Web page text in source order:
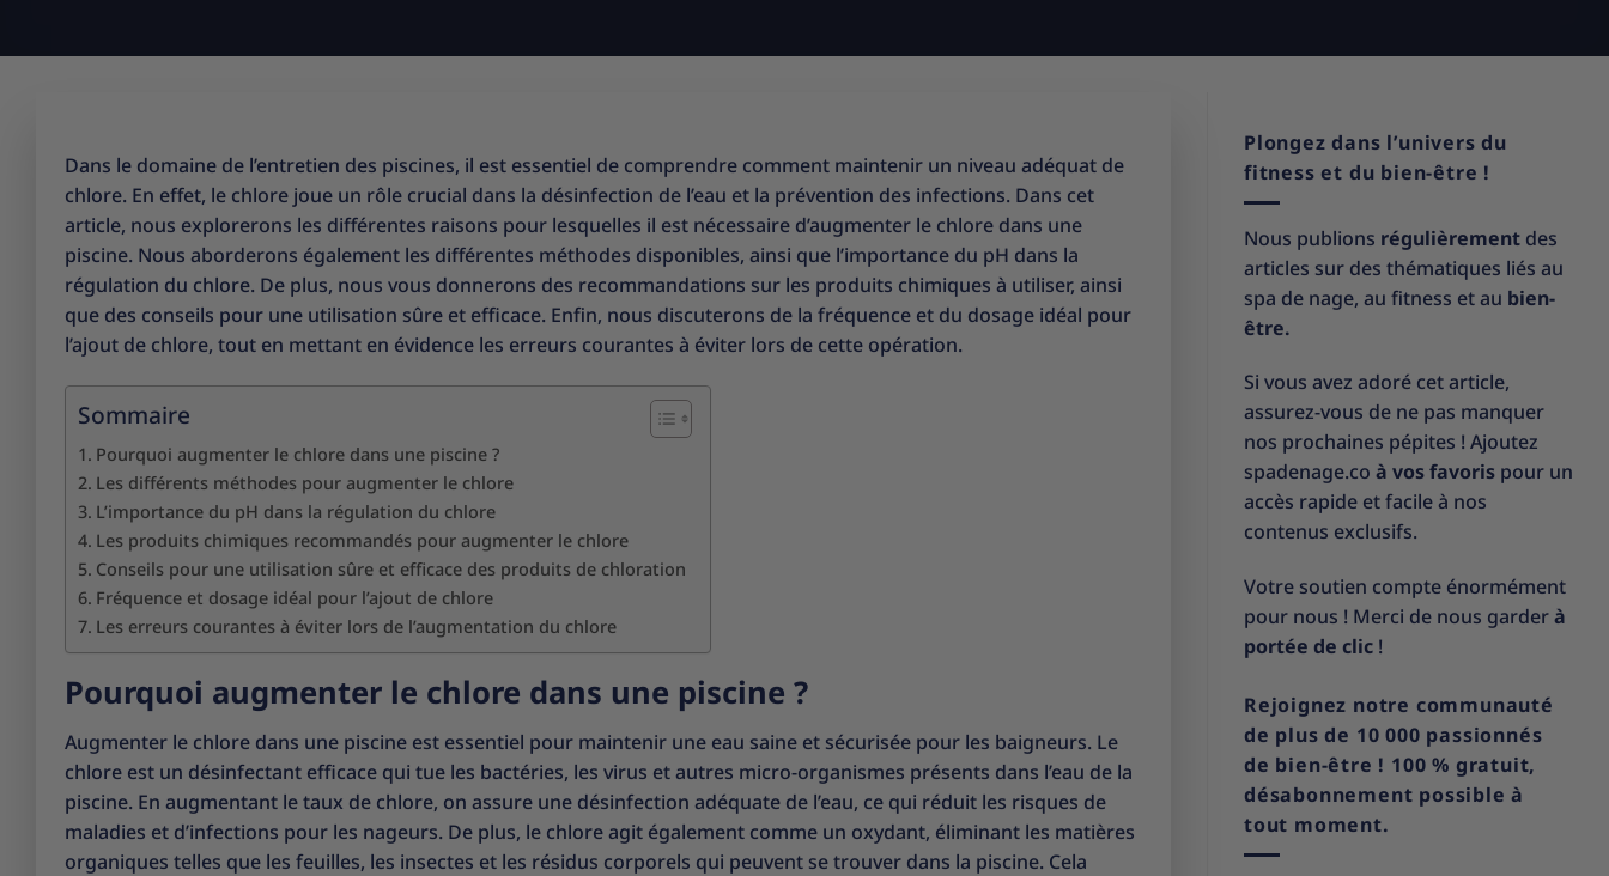
Dans le domaine de l’entretien des piscines, il est essentiel de comprendre comment maintenir un niveau adéquat de
chlore. En effet, le chlore joue un rôle crucial dans la désinfection de l’eau et la prévention des infections. Dans cet
article, nous explorerons les différentes raisons pour lesquelles il est nécessaire d’augmenter le chlore dans une
piscine. Nous aborderons également les différentes méthodes disponibles, ainsi que l’importance du pH dans la
régulation du chlore. De plus, nous vous donnerons des recommandations sur les produits chimiques à utiliser, ainsi
que des conseils pour une utilisation sûre et efficace. Enfin, nous discuterons de la fréquence et du dosage idéal pour
l’ajout de chlore, tout en mettant en évidence les erreurs courantes à éviter lors de cette opération.
Sommaire
Pourquoi augmenter le chlore dans une piscine ?
Les différents méthodes pour augmenter le chlore
L’importance du pH dans la régulation du chlore
Les produits chimiques recommandés pour augmenter le chlore
Conseils pour une utilisation sûre et efficace des produits de chloration
Fréquence et dosage idéal pour l’ajout de chlore
Les erreurs courantes à éviter lors de l’augmentation du chlore
Pourquoi augmenter le chlore dans une piscine ?
Augmenter le chlore dans une piscine est essentiel pour maintenir une eau saine et sécurisée pour les baigneurs. Le
chlore est un désinfectant efficace qui tue les bactéries, les virus et autres micro-organismes présents dans l’eau de la
piscine. En augmentant le taux de chlore, on assure une désinfection adéquate de l’eau, ce qui réduit les risques de
maladies et d’infections pour les nageurs. De plus, le chlore agit également comme un oxydant, éliminant les matières
organiques telles que les feuilles, les insectes et les résidus corporels qui peuvent se trouver dans la piscine. Cela
Plongez dans l’univers du
fitness et du bien-être !
Nous publions régulièrement des
articles sur des thématiques liés au
spa de nage, au fitness et au bien-
être.
Si vous avez adoré cet article,
assurez-vous de ne pas manquer
nos prochaines pépites ! Ajoutez
spadenage.co à vos favoris pour un
accès rapide et facile à nos
contenus exclusifs.
Votre soutien compte énormément
pour nous ! Merci de nous garderà
portée de clic !
Rejoignez notre communauté
de plus de 10 000 passionnés
de bien-être ! 100 % gratuit,
désabonnement possible à
tout moment.